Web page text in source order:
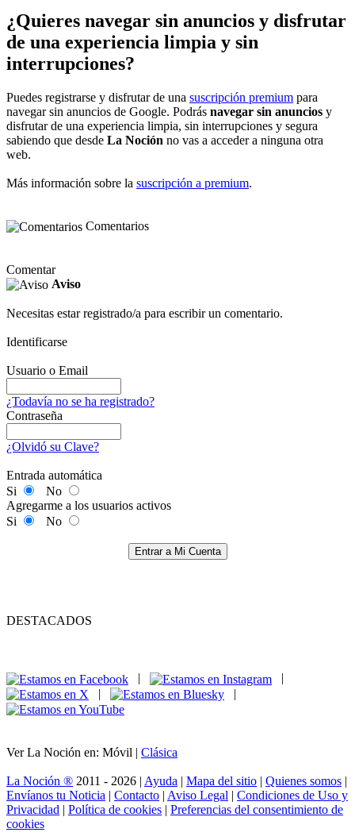
¿Quieres navegar sin anuncios y disfrutar
de una experiencia limpia y sin
interrupciones?
Puedes registrarse y disfrutar de una suscripción premium para
navegar sin anuncios de Google. Podrás navegar sin anuncios y
disfrutar de una experiencia limpia, sin interrupciones y segura
sabiendo que desde La Noción no vas a acceder a ninguna otra
web.
Más información sobre la suscripción a premium.
Comentarios
Comentar
Aviso
Necesitas estar registrado/a para escribir un comentario.
Identificarse
Usuario o Email
¿Todavía no se ha registrado?
Contraseña
¿Olvidó su Clave?
Entrada automática
Si
No
Agregarme a los usuarios activos
Si
No
Entrar a Mi Cuenta
DESTACADOS
|
|
|
|
Ver La Noción en: Móvil | Clásica
La Noción ® 2011 - 2026 | Ayuda | Mapa del sitio | Quienes somos |
Envíanos tu Noticia | Contacto | Aviso Legal | Condiciones de Uso y
Privacidad | Política de cookies | Preferencias del consentimiento de
cookies